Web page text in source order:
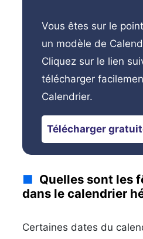
Vous êtes sur le
un modèle de
Cliquez sur le lien
télécharger
Calendrier.
Télécharger
Quelles sont les
dans le calendrier
Certaines dates du